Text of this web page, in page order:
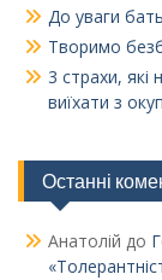
До уваги
Творимо
3 страхи, які
виїхати з
Останні
Анатолій до